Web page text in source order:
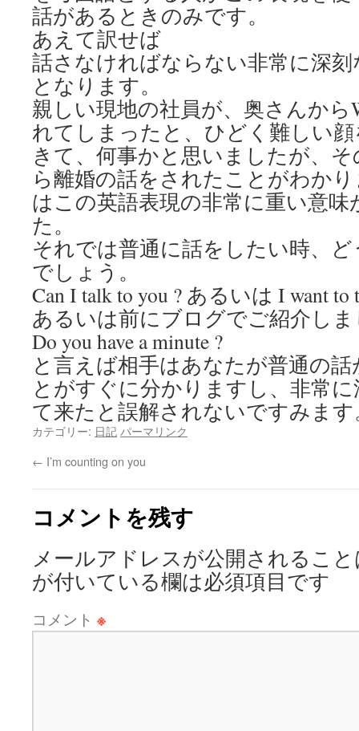
話があるときのみです。
あえて訳せば
話さなければならない非常に深
となります。
親しい現地の社員が、奥さんから
れてしまったと、ひどく難しい
きて、何事かと思いましたが、
ら離婚の話をされたことがわか
はこの英語表現の非常に重い意
た。
それでは普通に話をしたい時、
でしょう。
Can I talk to you ? あるいは I want
あるいは前にブログでご紹介し
Do you have a minute ?
と言えば相手はあなたが普通の
とがすぐに分かりますし、非常
て来たと誤解されないですみます
カテゴリー: 日記 パーマリンク
← I’m counting on you
コメントを残す
メールアドレスが公開されるこ
が付いている欄は必須項目です
コメント ※